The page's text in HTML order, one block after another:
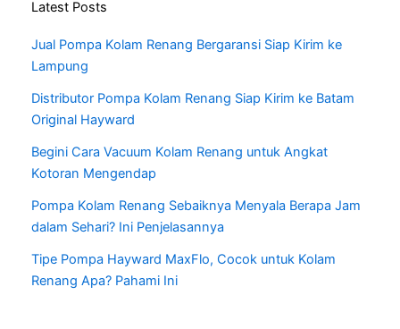
Latest Posts
Jual Pompa Kolam Renang Bergaransi Siap Kirim ke
Lampung
Distributor Pompa Kolam Renang Siap Kirim ke Batam
Original Hayward
Begini Cara Vacuum Kolam Renang untuk Angkat
Kotoran Mengendap
Pompa Kolam Renang Sebaiknya Menyala Berapa Jam
dalam Sehari? Ini Penjelasannya
Tipe Pompa Hayward MaxFlo, Cocok untuk Kolam
Renang Apa? Pahami Ini